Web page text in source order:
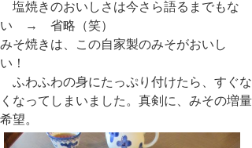
塩焼きのおいしさは今さら語るまでもな
い → 省略（笑）
みそ焼きは、この自家製のみそがおいし
い！
ふわふわの身にたっぷり付けたら、すぐな
くなってしまいました。真剣に、みその増量
希望。